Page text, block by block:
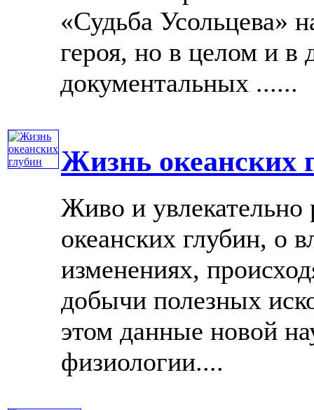
«Судьба Усольцева»
героя, но в целом и в
документальных ......
Жизнь океанских
Живо и увлекательно
океанских глубин, о
изменениях,
добычи полезных
этом данные новой
физиологии....